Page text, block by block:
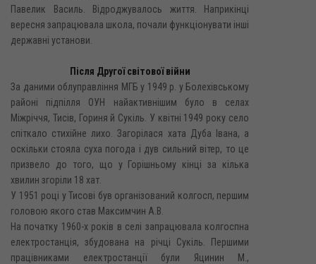
Павелик Василь. Відроджувалось життя. Наприкінці
вересня запрацювала школа, почали функціонувати інші
державні установи.
Після Другої світової війни
За даними облуправління МГБ у 1949 р. у Болехівському
районі підпілля ОУН найактивнішим було в селах
Міжріччя, Тисів, Гориня й Сукіль. У квітні 1949 року село
спіткало стихійне лихо. Загорілася хата Дуба Івана, а
оскільки стояла суха погода і дув сильний вітер, то це
призвело до того, що у Горішньому кінці за кілька
хвилин згоріли 18 хат.
У 1951 році у Тисові був організований колгосп, першим
головою якого став Максимчин A.B.
На початку 1960-х років в селі запрацювала колгоспна
електростанція, збудована на річці Сукіль. Першими
працівниками електростанції були Яцинин М.,